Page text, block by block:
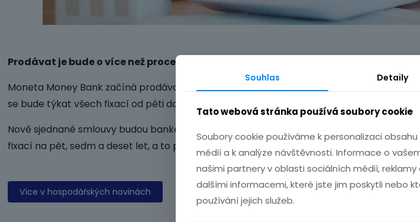
Prodávat je bude o více než procentní bod pod průměrem trhu.
Moneta Money Bank začíná prodávat své hypoteční úvěry s úrokovou sazbou
se bude týkat všech fixací od pěti do deseti let. Banka se tím snaží nastartovat svůj
Nově sjednané smlouvy budou bankéři
fixací na pět, sedm a deset let, a to při sjednání pojištění schopnosti splácet. V
Více v hospodářských novinách
Souhlas Detaily
Tato webová stránka používá soubory cookie
Soubory cookie používáme k personalizaci
médií a k analýze návštěvnosti. Informace o
našimi partnery v oblasti sociálních médií,
dalšími informacemi, které jste jim poskytli nebo
používání jejich služeb.